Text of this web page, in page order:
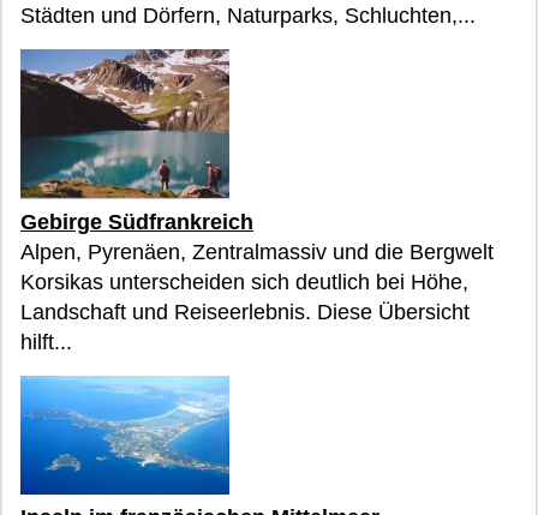
Städten und Dörfern, Naturparks, Schluchten,...
Gebirge Südfrankreich
Alpen, Pyrenäen, Zentralmassiv und die Bergwelt
Korsikas unterscheiden sich deutlich bei Höhe,
Landschaft und Reiseerlebnis. Diese Übersicht
hilft...